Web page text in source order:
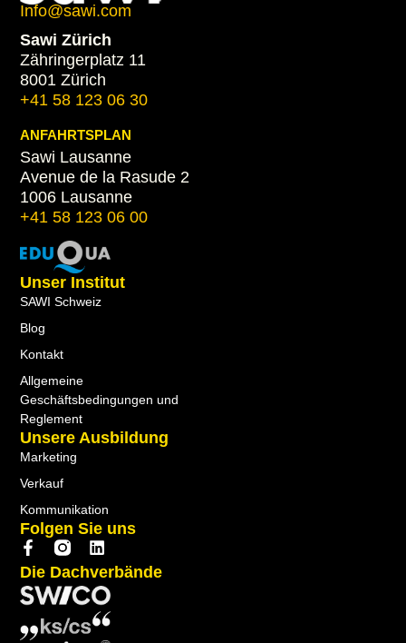
Info@sawi.com
Sawi Zürich
Zähringerplatz 11
8001 Zürich
+41 58 123 06 30
ANFAHRTSPLAN
Sawi Lausanne
Avenue de la Rasude 2
1006 Lausanne
+41 58 123 06 00
Unsere Ausbildung
Marketing
Verkauf
Kommunikation
Unser Institut
SAWI Schweiz
Blog
Kontakt
Allgemeine
Geschäftsbedingungen und
Reglement
Folgen Sie uns
Die Dachverbände